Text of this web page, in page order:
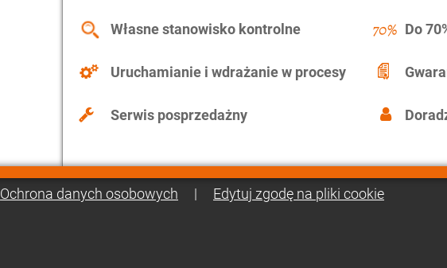
Własne stanowisko kontrolne Do
Uruchamianie i wdrażanie w procesy
Serwis posprzedażny
Ochrona danych osobowych | Edytuj zgodę na pliki cookie